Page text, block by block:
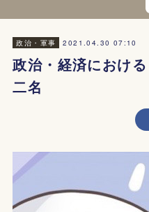
政治・軍事 2021.04.30 07:10
政治・経済におけ
二名